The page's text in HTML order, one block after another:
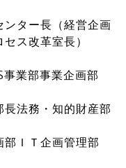
ター長（経営企画
ス改革室長）
業部事業企画部
法務・知的財産部
ＩＴ企画管理部